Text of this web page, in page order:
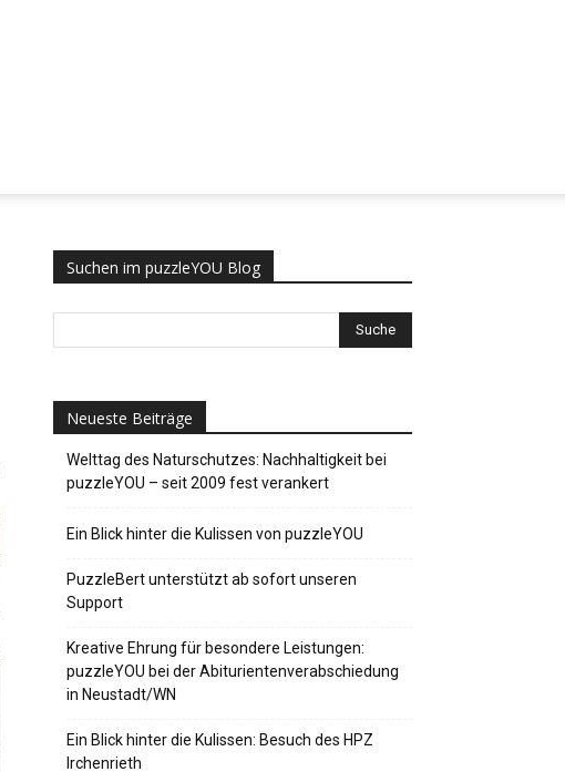
Suchen im puzzleYOU Blog
Neueste Beiträge
Welttag des Naturschutzes: Nachhaltigkeit bei
puzzleYOU – seit 2009 fest verankert
Ein Blick hinter die Kulissen von puzzleYOU
PuzzleBert unterstützt ab sofort unseren
Support
Kreative Ehrung für besondere Leistungen:
puzzleYOU bei der Abiturientenverabschiedung
in Neustadt/WN
Ein Blick hinter die Kulissen: Besuch des HPZ
Irchenrieth